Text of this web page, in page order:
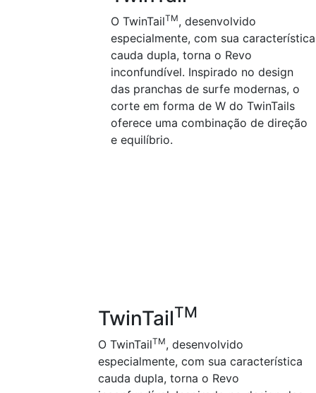
O TwinTailTM, desenvolvido
especialmente, com sua característica
cauda dupla, torna o Revo
inconfundível. Inspirado no design
das pranchas de surfe modernas, o
corte em forma de W do TwinTails
oferece uma combinação de direção
e equilíbrio.
TwinTailTM
O TwinTailTM, desenvolvido
especialmente, com sua característica
cauda dupla, torna o Revo